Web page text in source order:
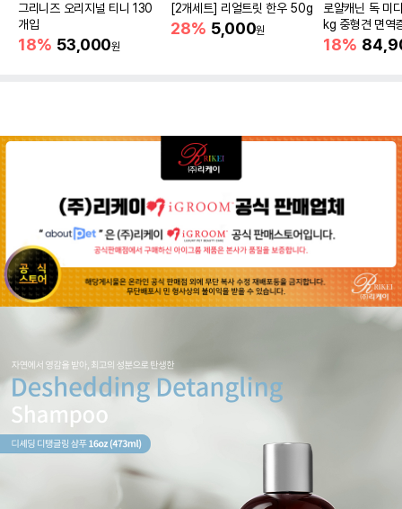
그리니즈 오리지널 티니 130
개입
18% 53,000원
[2개세트] 리얼트릿 한우 50g
28% 5,000원
로얄캐닌 독 미
kg 중형견 면역
18%